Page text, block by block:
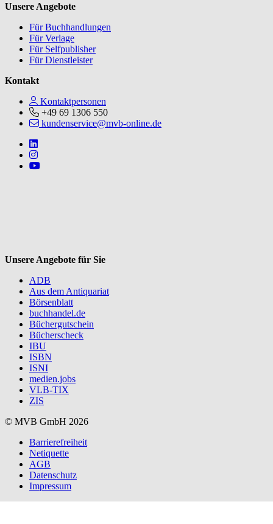
Unsere Angebote
Für Buchhandlungen
Für Verlage
Für Selfpublisher
Für Dienstleister
Kontakt
Kontaktpersonen
+49 69 1306 550
kundenservice@mvb-online.de
Follow us on https://www.linkedin.com/company/mvbbooks
Follow us on https://www.instagram.com/lifeatmvb/
Follow us on https://www.youtube.com/@mvbbooks
Unsere Angebote für Sie
ADB
Aus dem Antiquariat
Börsenblatt
buchhandel.de
Büchergutschein
Bücherscheck
IBU
ISBN
ISNI
medien.jobs
VLB-TIX
ZIS
© MVB GmbH 2026
Barrierefreiheit
Netiquette
AGB
Datenschutz
Impressum